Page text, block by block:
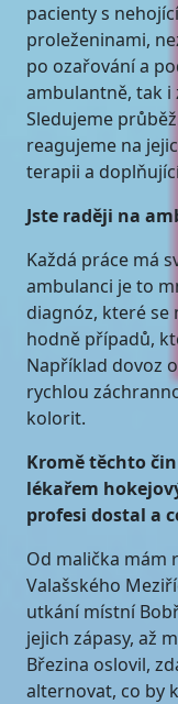
pacienty s
proleženinami,
po ozařování a
ambulantně, tak i
Sledujeme
reagujeme na
terapii a
Jste raději na
Každá práce má
ambulanci je to
diagnóz, které se
hodně případů,
Například dovoz
rychlou
kolorit.
Kromě těchto
lékařem
profesi dostal a
Od malička mám
Valašského
utkání místní
jejich zápasy, až
Březina oslovil,
alternovat, co by